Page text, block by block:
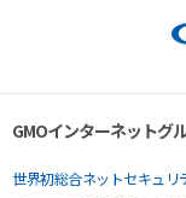
GMOインターネットグ
世界初総合ネットセキュリ